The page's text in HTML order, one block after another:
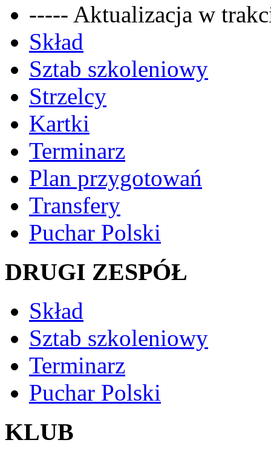
----- Aktualizacja w
Skład
Sztab szkoleniowy
Strzelcy
Kartki
Terminarz
Plan przygotowań
Transfery
Puchar Polski
DRUGI ZESPÓŁ
Skład
Sztab szkoleniowy
Terminarz
Puchar Polski
KLUB